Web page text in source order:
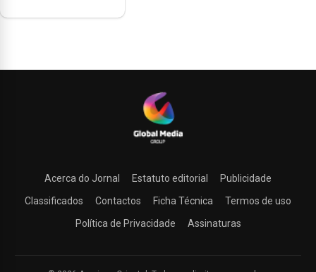
Acerca do Jornal Estatuto editorial
Publicidade
Classificados
Contactos Ficha Técnica
Termos de uso
Política de Privacidade
Assinaturas